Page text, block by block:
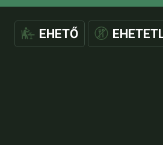
EHETŐ